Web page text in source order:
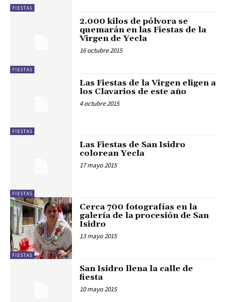
FIESTAS
FIESTAS
2.000 kilos de pólvora se
quemarán en las Fiestas de la
Virgen de Yecla
16 octubre 2015
FIESTAS
Las Fiestas de la Virgen eligen a
los Clavarios de este año
4 octubre 2015
FIESTAS
Las Fiestas de San Isidro
colorean Yecla
17 mayo 2015
FIESTAS
Cerca 700 fotografías en la
galería de la procesión de San
Isidro
13 mayo 2015
San Isidro llena la calle de
fiesta
10 mayo 2015